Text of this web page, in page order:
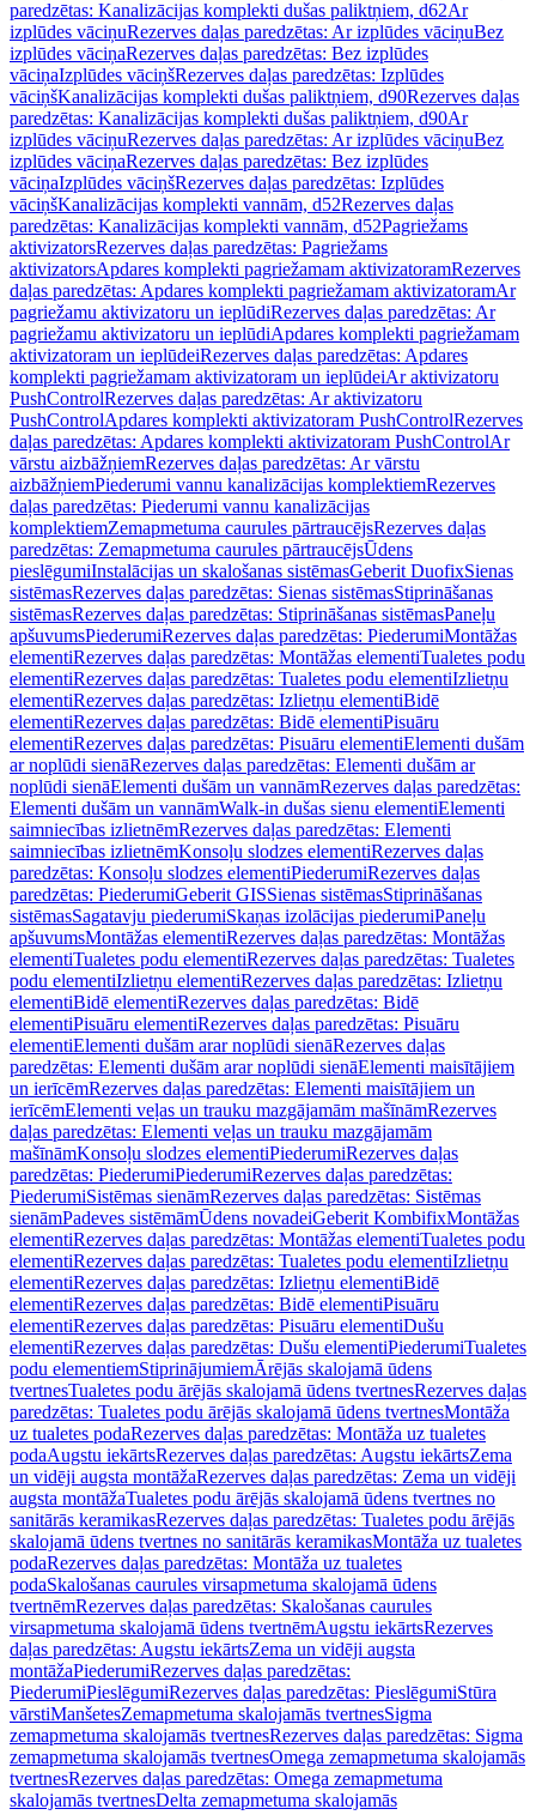
paredzētas: Kanalizācijas komplekti dušas paliktņiem, d62Ar
izplūdes vāciņuRezerves daļas paredzētas: Ar izplūdes vāciņuBez
izplūdes vāciņaRezerves daļas paredzētas: Bez izplūdes
vāciņaIzplūdes vāciņšRezerves daļas paredzētas: Izplūdes
vāciņšKanalizācijas komplekti dušas paliktņiem, d90Rezerves daļas
paredzētas: Kanalizācijas komplekti dušas paliktņiem, d90Ar
izplūdes vāciņuRezerves daļas paredzētas: Ar izplūdes vāciņuBez
izplūdes vāciņaRezerves daļas paredzētas: Bez izplūdes
vāciņaIzplūdes vāciņšRezerves daļas paredzētas: Izplūdes
vāciņšKanalizācijas komplekti vannām, d52Rezerves daļas
paredzētas: Kanalizācijas komplekti vannām, d52Pagriežams
aktivizatorsRezerves daļas paredzētas: Pagriežams
aktivizatorsApdares komplekti pagriežamam aktivizatoramRezerves
daļas paredzētas: Apdares komplekti pagriežamam aktivizatoramAr
pagriežamu aktivizatoru un ieplūdiRezerves daļas paredzētas: Ar
pagriežamu aktivizatoru un ieplūdiApdares komplekti pagriežamam
aktivizatoram un ieplūdeiRezerves daļas paredzētas: Apdares
komplekti pagriežamam aktivizatoram un ieplūdeiAr aktivizatoru
PushControlRezerves daļas paredzētas: Ar aktivizatoru
PushControlApdares komplekti aktivizatoram PushControlRezerves
daļas paredzētas: Apdares komplekti aktivizatoram PushControlAr
vārstu aizbāžņiemRezerves daļas paredzētas: Ar vārstu
aizbāžņiemPiederumi vannu kanalizācijas komplektiemRezerves
daļas paredzētas: Piederumi vannu kanalizācijas
komplektiemZemapmetuma caurules pārtraucējsRezerves daļas
paredzētas: Zemapmetuma caurules pārtraucējsŪdens
pieslēgumiInstalācijas un skalošanas sistēmasGeberit DuofixSienas
sistēmasRezerves daļas paredzētas: Sienas sistēmasStiprināšanas
sistēmasRezerves daļas paredzētas: Stiprināšanas sistēmasPaneļu
apšuvumsPiederumiRezerves daļas paredzētas: PiederumiMontāžas
elementiRezerves daļas paredzētas: Montāžas elementiTualetes podu
elementiRezerves daļas paredzētas: Tualetes podu elementiIzlietņu
elementiRezerves daļas paredzētas: Izlietņu elementiBidē
elementiRezerves daļas paredzētas: Bidē elementiPisuāru
elementiRezerves daļas paredzētas: Pisuāru elementiElementi dušām
ar noplūdi sienāRezerves daļas paredzētas: Elementi dušām ar
noplūdi sienāElementi dušām un vannāmRezerves daļas paredzētas:
Elementi dušām un vannāmWalk-in dušas sienu elementiElementi
saimniecības izlietnēmRezerves daļas paredzētas: Elementi
saimniecības izlietnēmKonsoļu slodzes elementiRezerves daļas
paredzētas: Konsoļu slodzes elementiPiederumiRezerves daļas
paredzētas: PiederumiGeberit GISSienas sistēmasStiprināšanas
sistēmasSagatavju piederumiSkaņas izolācijas piederumiPaneļu
apšuvumsMontāžas elementiRezerves daļas paredzētas: Montāžas
elementiTualetes podu elementiRezerves daļas paredzētas: Tualetes
podu elementiIzlietņu elementiRezerves daļas paredzētas: Izlietņu
elementiBidē elementiRezerves daļas paredzētas: Bidē
elementiPisuāru elementiRezerves daļas paredzētas: Pisuāru
elementiElementi dušām arar noplūdi sienāRezerves daļas
paredzētas: Elementi dušām arar noplūdi sienāElementi maisītājiem
un ierīcēmRezerves daļas paredzētas: Elementi maisītājiem un
ierīcēmElementi veļas un trauku mazgājamām mašīnāmRezerves
daļas paredzētas: Elementi veļas un trauku mazgājamām
mašīnāmKonsoļu slodzes elementiPiederumiRezerves daļas
paredzētas: PiederumiPiederumiRezerves daļas paredzētas:
PiederumiSistēmas sienāmRezerves daļas paredzētas: Sistēmas
sienāmPadeves sistēmāmŪdens novadeiGeberit KombifixMontāžas
elementiRezerves daļas paredzētas: Montāžas elementiTualetes podu
elementiRezerves daļas paredzētas: Tualetes podu elementiIzlietņu
elementiRezerves daļas paredzētas: Izlietņu elementiBidē
elementiRezerves daļas paredzētas: Bidē elementiPisuāru
elementiRezerves daļas paredzētas: Pisuāru elementiDušu
elementiRezerves daļas paredzētas: Dušu elementiPiederumiTualetes
podu elementiemStiprinājumiemĀrējās skalojamā ūdens
tvertnesTualetes podu ārējās skalojamā ūdens tvertnesRezerves daļas
paredzētas: Tualetes podu ārējās skalojamā ūdens tvertnesMontāža
uz tualetes podaRezerves daļas paredzētas: Montāža uz tualetes
podaAugstu iekārtsRezerves daļas paredzētas: Augstu iekārtsZema
un vidēji augsta montāžaRezerves daļas paredzētas: Zema un vidēji
augsta montāžaTualetes podu ārējās skalojamā ūdens tvertnes no
sanitārās keramikasRezerves daļas paredzētas: Tualetes podu ārējās
skalojamā ūdens tvertnes no sanitārās keramikasMontāža uz tualetes
podaRezerves daļas paredzētas: Montāža uz tualetes
podaSkalošanas caurules virsapmetuma skalojamā ūdens
tvertnēmRezerves daļas paredzētas: Skalošanas caurules
virsapmetuma skalojamā ūdens tvertnēmAugstu iekārtsRezerves
daļas paredzētas: Augstu iekārtsZema un vidēji augsta
montāžaPiederumiRezerves daļas paredzētas:
PiederumiPieslēgumiRezerves daļas paredzētas: PieslēgumiStūra
vārstiManšetesZemapmetuma skalojamās tvertnesSigma
zemapmetuma skalojamās tvertnesRezerves daļas paredzētas: Sigma
zemapmetuma skalojamās tvertnesOmega zemapmetuma skalojamās
tvertnesRezerves daļas paredzētas: Omega zemapmetuma
skalojamās tvertnesDelta zemapmetuma skalojamās